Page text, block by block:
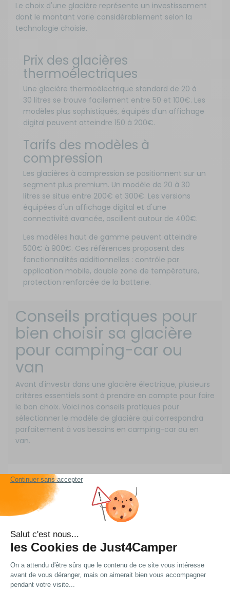
Le choix d'une glacière représente un investissement
dont le montant varie considérablement selon la
technologie choisie.
Prix des glacières
thermoélectriques
Une glacière thermoélectrique standard de 20 à
30 litres se trouve facilement entre 50 et 100€. Les
modèles plus sophistiqués, équipés d'un affichage
digital peuvent atteindre 150 à 200€.
Tarifs des modèles à
compression
Les glacières à compression se positionnent sur un
segment plus premium. Un modèle de 20 à 30
litres se situe entre 200€ et 300€. Les versions
équipées d'un affichage digital et d'une
connectivité avancée, oscillent autour de 400€.
Les modèles haut de gamme peuvent atteindre
500€ à 900€. Ces références proposent des
fonctionnalités additionnelles : contrôle par
application mobile, double zone de température,
protection renforcée de la batterie.
Conseils pratiques pour
bien choisir sa glacière
pour camping-car ou
van
Avant d'investir dans une glacière électrique, plusieurs
critères essentiels sont à prendre en compte pour faire
le bon choix. Voici nos conseils pratiques pour
sélectionner le modèle de glacière qui correspondra
parfaitement à vos besoins en camping-car ou en
van.
1- Volume et capacité de
stockage
capacité de la glacièredétermine directement
son utilisation quotidienne. Pour un couple, un modèle
de 20 à 25 litres suffit à stocker provisions et boissons
pour quelques jours. Généralement, une famille
préférera un volume de 35 à 45 litres, permettant de
ranger des bouteilles de 1,5L en position verticale. C'est
la hauteur qui va déterminer le rangement des
bouteilles en vertical. Pour des bouteilles de 1L, il faut